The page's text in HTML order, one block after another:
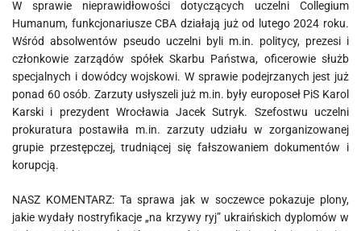
W sprawie nieprawidłowości dotyczących uczelni Collegium
Humanum, funkcjonariusze CBA działają już od lutego 2024 roku.
Wśród absolwentów pseudo uczelni byli m.in. politycy, prezesi i
członkowie zarządów spółek Skarbu Państwa, oficerowie służb
specjalnych i dowódcy wojskowi. W sprawie podejrzanych jest już
ponad 60 osób. Zarzuty usłyszeli już m.in. były europoseł PiS Karol
Karski i prezydent Wrocławia Jacek Sutryk. Szefostwu uczelni
prokuratura postawiła m.in. zarzuty udziału w zorganizowanej
grupie przestępczej, trudniącej się fałszowaniem dokumentów i
korupcją.
NASZ KOMENTARZ: Ta sprawa jak w soczewce pokazuje plony,
jakie wydały nostryfikacje „na krzywy ryj” ukraińskich dyplomów w